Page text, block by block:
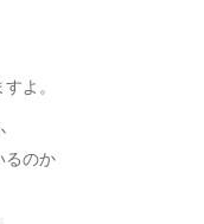
よ。
るのか